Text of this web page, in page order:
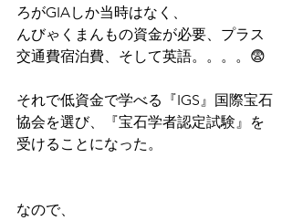
ろがGIAしか当時はなく、
んびゃくまんもの資金が必要、プラス
交通費宿泊費、そして英語。。。。😨
それで低資金で学べる『IGS』国際宝石
協会を選び、『宝石学者認定試験』を
受けることになった。
なので、